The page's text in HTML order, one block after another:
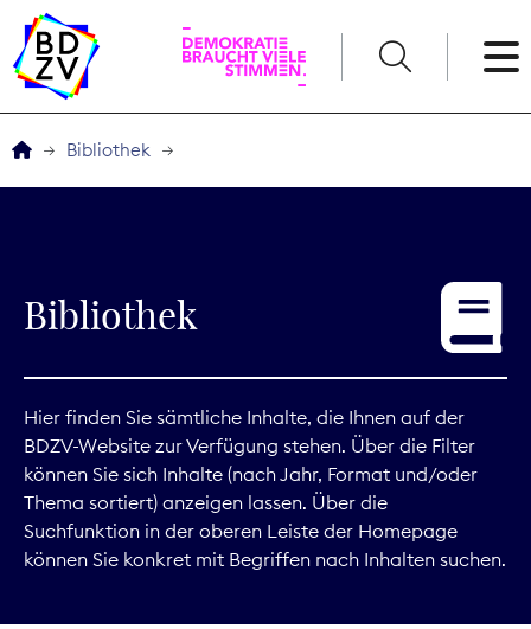
Service
Digitales
Kommunikation
Marktdaten
Bibliothek
Bibliothek
Hier finden Sie sämtliche Inhalte, die Ihnen auf der
BDZV-Website zur Verfügung stehen. Über die Filter
können Sie sich Inhalte (nach Jahr, Format und/oder
Thema sortiert) anzeigen lassen. Über die
Suchfunktion in der oberen Leiste der Homepage
können Sie konkret mit Begriffen nach Inhalten suchen.